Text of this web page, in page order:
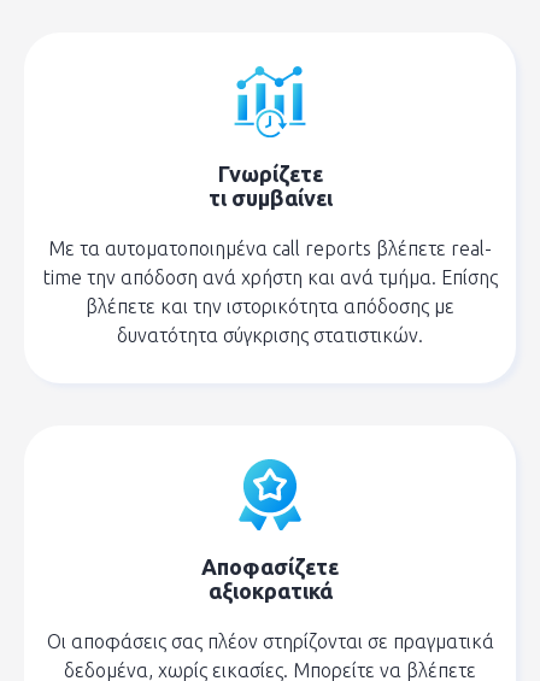
Γνωρίζετε
τι συμβαίνει
Με τα αυτοματοποιημένα call reports βλέπετε real-
time την απόδοση ανά χρήστη και ανά τμήμα. Επίσης
βλέπετε και την ιστορικότητα απόδοσης με
δυνατότητα σύγκρισης στατιστικών.
Αποφασίζετε
αξιοκρατικά
Οι αποφάσεις σας πλέον στηρίζονται σε πραγματικά
δεδομένα, χωρίς εικασίες. Μπορείτε να βλέπετε